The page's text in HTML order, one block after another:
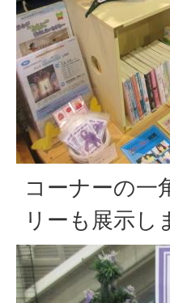
コーナーの一
リーも展示し